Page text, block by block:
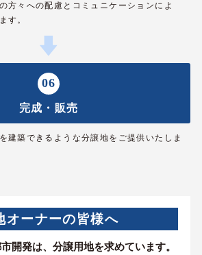
方々への配慮とコミュニケーションによ
す。
06
完成・販売
建築できるような分譲地をご提供いたしま
オーナーの皆様へ
開発は、分譲用地を求めています。